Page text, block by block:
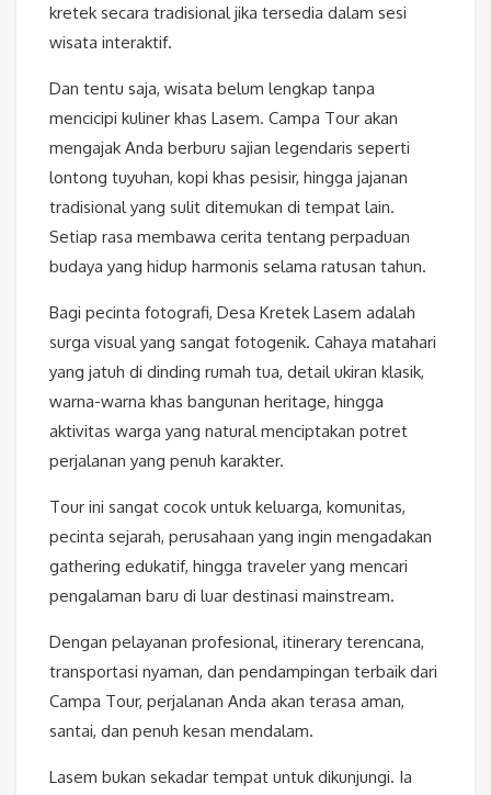
kretek secara tradisional jika tersedia dalam sesi
wisata interaktif.
Dan tentu saja, wisata belum lengkap tanpa
mencicipi kuliner khas Lasem. Campa Tour akan
mengajak Anda berburu sajian legendaris seperti
lontong tuyuhan, kopi khas pesisir, hingga jajanan
tradisional yang sulit ditemukan di tempat lain.
Setiap rasa membawa cerita tentang perpaduan
budaya yang hidup harmonis selama ratusan tahun.
Bagi pecinta fotografi, Desa Kretek Lasem adalah
surga visual yang sangat fotogenik. Cahaya matahari
yang jatuh di dinding rumah tua, detail ukiran klasik,
warna-warna khas bangunan heritage, hingga
aktivitas warga yang natural menciptakan potret
perjalanan yang penuh karakter.
Tour ini sangat cocok untuk keluarga, komunitas,
pecinta sejarah, perusahaan yang ingin mengadakan
gathering edukatif, hingga traveler yang mencari
pengalaman baru di luar destinasi mainstream.
Dengan pelayanan profesional, itinerary terencana,
transportasi nyaman, dan pendampingan terbaik dari
Campa Tour, perjalanan Anda akan terasa aman,
santai, dan penuh kesan mendalam.
Lasem bukan sekadar tempat untuk dikunjungi. Ia